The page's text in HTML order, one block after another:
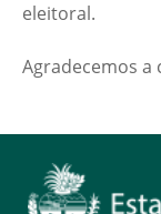
eleitoral.
Agradecemos a